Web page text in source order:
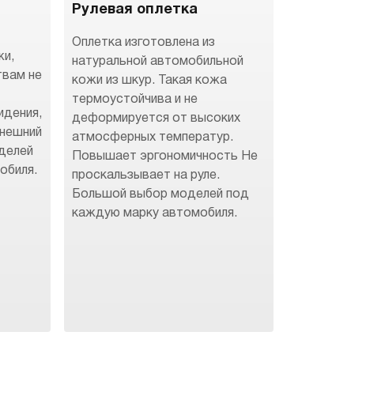
не
Рулевая оплетка
Оплетка изготовлена из
натуральной автомобильной
кожи из шкур. Такая кожа
термоустойчива и не
деформируется от высоких
атмосферных температур.
Повышает эргономичность Не
проскальзывает на руле.
Большой выбор моделей под
каждую марку автомобиля.